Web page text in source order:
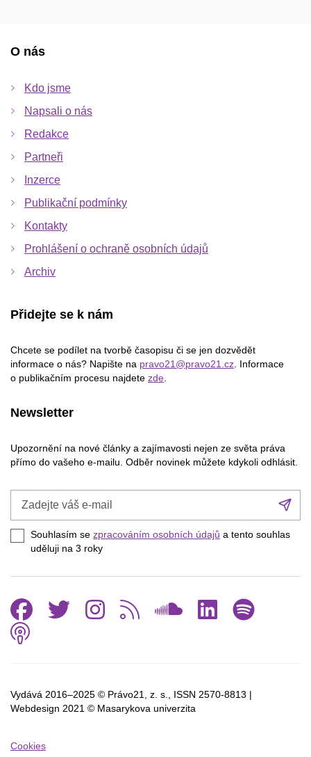
O nás
Kdo jsme
Napsali o nás
Redakce
Partneři
Inzerce
Publikační podmínky
Kontakty
Prohlášení o ochraně osobních údajů
Archiv
Přidejte se k nám
Chcete se podílet na tvorbě časopisu či se jen dozvědět
informace o nás? Napište na pravo21@pravo21.cz. Informace
o publikačním procesu najdete zde.
Newsletter
Upozornění na nové články a zajímavosti nejen ze světa práva
přímo do vašeho e-mailu. Odběr novinek můžete kdykoli odhlásit.
e-
mail
Souhlasím se zpracováním osobních údajů a tento souhlas
uděluji na 3 roky
Vydává 2016–2025 © Právo21, z. s., ISSN 2570-8813 |
Webdesign 2021 © Masarykova univerzita
Cookies
Facebook
Twitter
Instagram
RSS
Podcast